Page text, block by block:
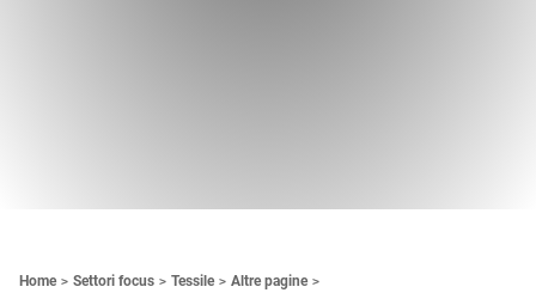
Contenuti Principali
Home Settori focus Tessile Altre pagine